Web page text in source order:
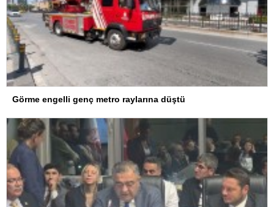
Görme engelli genç metro raylarına düştü